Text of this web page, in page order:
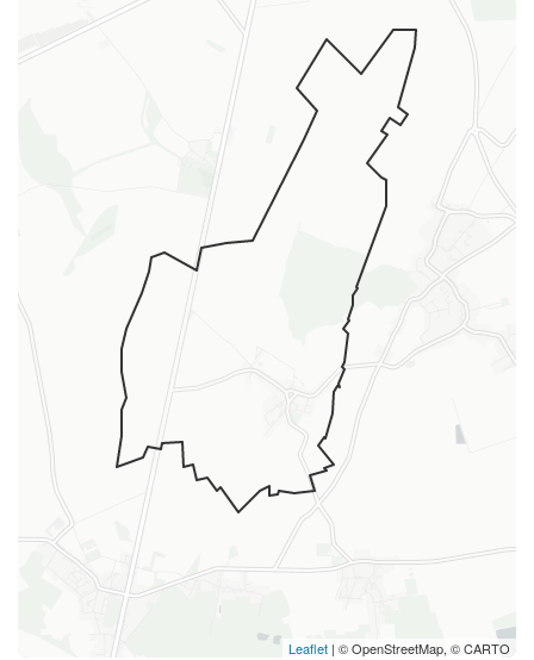
Leaflet | © OpenStreetMap, © CARTO